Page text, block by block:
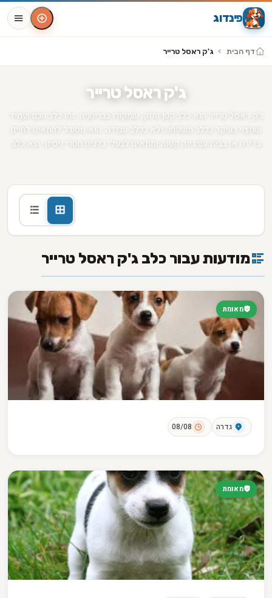
פינדוג
דף הבית ג'ק ראסל טרייר
ג'ק ראסל טרייר
ג'ק ראסל טרייר הוא כלב קטן וחזק, שמקורו בבריטניה. זהו כלב חכם ועמיד
שמצוי בעיקר ככלב משפחה ולא ככלב עבודה. הוא מסוגל להתאים לחיים
בדירה או בבית עם גינה קטנה ומתאים לבעלי כלבים חסרי ניסיון. הוא כלב
לסביבת המחייה שלו.
מודעות עבור כלב ג'ק ראסל טרייר
מאומת
גדרה 08/08
מאומת